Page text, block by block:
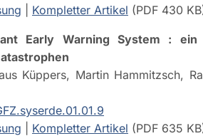
Kompletter Artikel (PDF 430
Early Warning System : ein
Küppers, Martin Hammitzsch,
Kompletter Artikel (PDF 635